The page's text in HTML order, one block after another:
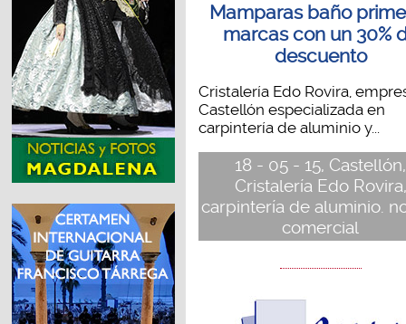
Mamparas baño
marcas con un 30%
descuento
Cristalería Edo Rovira,
Castellón especializada en
carpintería de aluminio y...
18 - 05 - 15, Castellón,
Cristalería Edo Rovira,
carpintería de aluminio.
comercial